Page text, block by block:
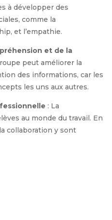
à développer des
comme la
et l’empathie.
et de la
peut améliorer la
des informations, car les
les uns aux autres.
: La
au monde du travail. En
collaboration y sont